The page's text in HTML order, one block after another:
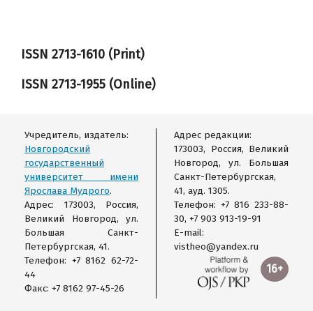
ISSN 2713-1610 (Print)
ISSN 2713-1955 (Online)
Учредитель, издатель:
Новгородский
государственный
университет имени
Ярослава Мудрого.
Адрес: 173003, Россия,
Великий Новгород, ул.
Большая Санкт-
Петербургская, 41.
Телефон: +7 8162 62-72-
44
Факс: +7 8162 97-45-26
Адрес редакции:
173003, Россия, Великий
Новгород, ул. Большая
Санкт-Петербургская,
41, ауд. 1305.
Телефон: +7 816 233-88-
30, +7 903 913-19-91
E-mail:
vistheo@yandex.ru
16+